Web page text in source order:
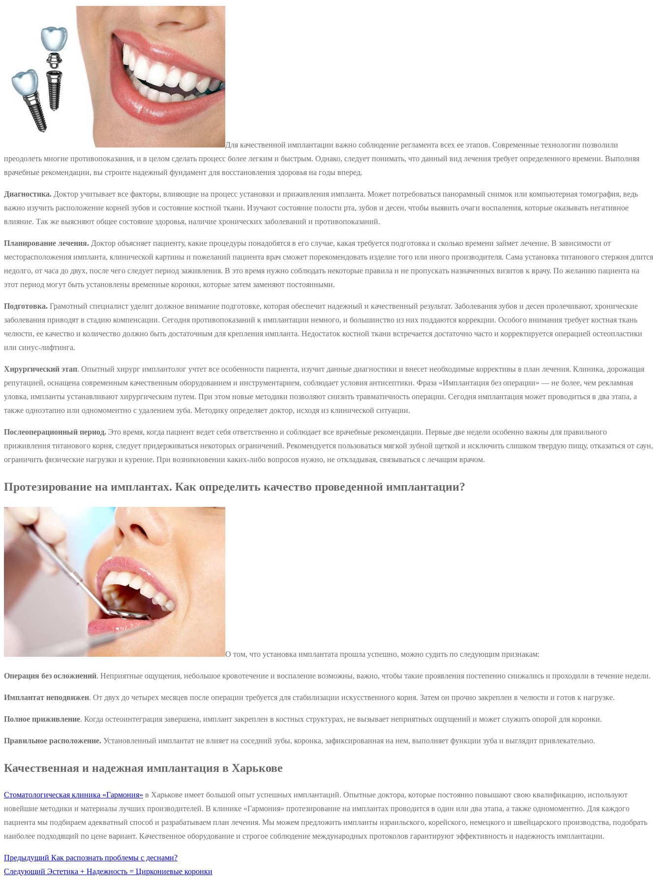
Для качественной имплантации важно соблюдение регламента всех ее этапов. Современные технологии позволили
преодолеть многие противопоказания, и в целом сделать процесс более легким и быстрым. Однако, следует понимать, что данный вид лечения требует определенного времени. Выполняя
врачебные рекомендации, вы строите надежный фундамент для восстановления здоровья на годы вперед.
Диагностика. Доктор учитывает все факторы, влияющие на процесс установки и приживления импланта. Может потребоваться панорамный снимок или компьютерная томография, ведь
важно изучить расположение корней зубов и состояние костной ткани. Изучают состояние полости рта, зубов и десен, чтобы выявить очаги воспаления, которые оказывать негативное
влияние. Так же выясняют общее состояние здоровья, наличие хронических заболеваний и противопоказаний.
Планирование лечения. Доктор объясняет пациенту, какие процедуры понадобятся в его случае, какая требуется подготовка и сколько времени займет лечение. В зависимости от
месторасположения импланта, клинической картины и пожеланий пациента врач сможет порекомендовать изделие того или иного производителя. Сама установка титанового стержня длится
недолго, от часа до двух, после чего следует период заживления. В это время нужно соблюдать некоторые правила и не пропускать назначенных визитов к врачу. По желанию пациента на
этот период могут быть установлены временные коронки, которые затем заменяют постоянными.
Подготовка. Грамотный специалист уделит должное внимание подготовке, которая обеспечит надежный и качественный результат. Заболевания зубов и десен пролечивают, хронические
заболевания приводят в стадию компенсации. Сегодня противопоказаний к имплантации немного, и большинство из них поддаются коррекции. Особого внимания требует костная ткань
челюсти, ее качество и количество должно быть достаточным для крепления импланта. Недостаток костной ткани встречается достаточно часто и корректируется операцией остеопластики
или синус-лифтинга.
Хирургический этап. Опытный хирург имплантолог учтет все особенности пациента, изучит данные диагностики и внесет необходимые коррективы в план лечения. Клиника, дорожащая
репутацией, оснащена современным качественным оборудованием и инструментарием, соблюдает условия антисептики. Фраза «Имплантация без операции» — не более, чем рекламная
уловка, импланты устанавливают хирургическим путем. При этом новые методики позволяют снизить травматичность операции. Сегодня имплантация может проводиться в два этапа, а
также одноэтапно или одномоментно с удалением зуба. Методику определяет доктор, исходя из клинической ситуации.
Послеоперационный период. Это время, когда пациент ведет себя ответственно и соблюдает все врачебные рекомендации. Первые две недели особенно важны для правильного
приживления титанового корня, следует придерживаться некоторых ограничений. Рекомендуется пользоваться мягкой зубной щеткой и исключить слишком твердую пищу, отказаться от саун,
ограничить физические нагрузки и курение. При возникновении каких-либо вопросов нужно, не откладывая, связываться с лечащим врачом.
Протезирование на имплантах. Как определить качество проведенной имплантации?
О том, что установка имплантата прошла успешно, можно судить по следующим признакам:
Операция без осложнений. Неприятные ощущения, небольшое кровотечение и воспаление возможны, важно, чтобы такие проявления постепенно снижались и проходили в течение недели.
Имплантат неподвижен. От двух до четырех месяцев после операции требуется для стабилизации искусственного корня. Затем он прочно закреплен в челюсти и готов к нагрузке.
Полное приживление. Когда остеоинтеграция завершена, имплант закреплен в костных структурах, не вызывает неприятных ощущений и может служить опорой для коронки.
Правильное расположение. Установленный имплантат не влияет на соседний зубы, коронка, зафиксированная на нем, выполняет функции зуба и выглядит привлекательно.
Качественная и надежная имплантация в Харькове
Стоматологическая клиника «Гармония» в Харькове имеет большой опыт успешных имплантаций. Опытные доктора, которые постоянно повышают свою квалификацию, используют
новейшие методики и материалы лучших производителей. В клинике «Гармония» протезирование на имплантах проводится в один или два этапа, а также одномоментно. Для каждого
пациента мы подбираем адекватный способ и разрабатываем план лечения. Мы можем предложить импланты израильского, корейского, немецкого и швейцарского производства, подобрать
наиболее подходящий по цене вариант. Качественное оборудование и строгое соблюдение международных протоколов гарантируют эффективность и надежность имплантации.
Навигация
Предыдущий Предыдущая
запись:
Как распознать проблемы с деснами?
Следующий Следующая
Эстетика + Надежность = Циркониевые коронки